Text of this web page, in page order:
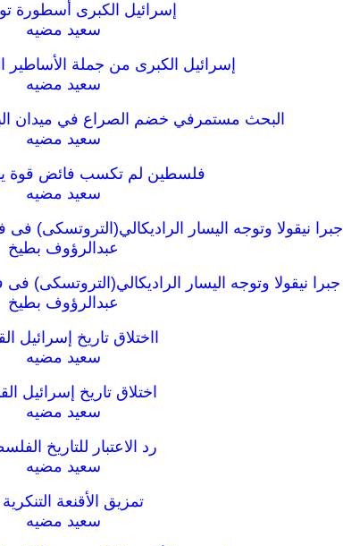
إسرائيل الكبرى أسطورة
سعيد مضيه
إسرائيل الكبرى من جملة الأساطير
سعيد مضيه
البحث مستمرفي خضم الصراع في ميدان
سعيد مضيه
فلسطين لم تكسب فائض قوة
سعيد مضيه
جبرا نيقولا وتوجه اليسار الراديكالي(التروتسكى) فى فلسطين[2]. بقلم:
عبدالرؤوف بطيخ
جبرا نيقولا وتوجه اليسار الراديكالي(التروتسكى) فى فلسطين[2]. بقلم:
عبدالرؤوف بطيخ
ااختلاق تاريخ إسرائيل
سعيد مضيه
اختلاق تاريخ إسرائيل
سعيد مضيه
رد الاعتبار للتاريخ
سعيد مضيه
تمزيق الأقنعة التنكرية
سعيد مضيه